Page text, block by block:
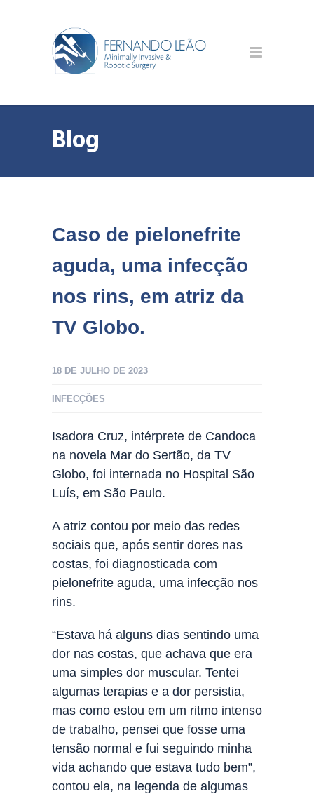
Blog
Caso de pielonefrite
aguda, uma infecção
nos rins, em atriz da
TV Globo.
18 DE JULHO DE 2023
INFECÇÕES
Isadora Cruz, intérprete de Candoca
na novela Mar do Sertão, da TV
Globo, foi internada no Hospital São
Luís, em São Paulo.
A atriz contou por meio das redes
sociais que, após sentir dores nas
costas, foi diagnosticada com
pielonefrite aguda, uma infecção nos
rins.
“Estava há alguns dias sentindo uma
dor nas costas, que achava que era
uma simples dor muscular. Tentei
algumas terapias e a dor persistia,
mas como estou em um ritmo intenso
de trabalho, pensei que fosse uma
tensão normal e fui seguindo minha
vida achando que estava tudo bem”,
contou ela, na legenda de algumas